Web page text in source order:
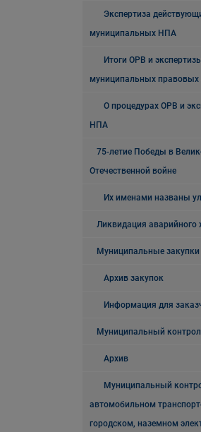
Экспертиза
муниципальных НПА
Итоги ОРВ и
муниципальных правовых
О процедурах ОРВ и
НПА
75-летие Победы в
Отечественной войне
Их именами названы
Ликвидация аварийного
Муниципальные закупки
Архив закупок
Информация для
Муниципальный
Архив
Муниципальный
автомобильном
городском, наземном